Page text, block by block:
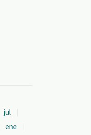
jul
ene